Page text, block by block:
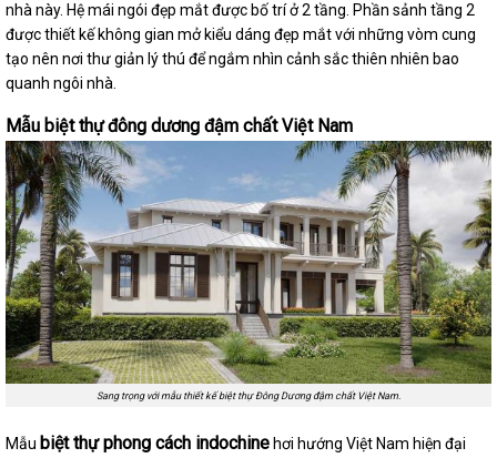
nhà này. Hệ mái ngói đẹp mắt được bố trí ở 2 tầng. Phần sảnh tầng 2
được thiết kế không gian mở kiểu dáng đẹp mắt với những vòm cung
tạo nên nơi thư giản lý thú để ngắm nhìn cảnh sắc thiên nhiên bao
quanh ngôi nhà.
Mẫu biệt thự đông dương đậm chất Việt Nam
Sang trọng với mẫu thiết kế biệt thự Đông Dương đậm chất Việt Nam.
Mẫu biệt thự phong cách indochine hơi hướng Việt Nam hiện đại